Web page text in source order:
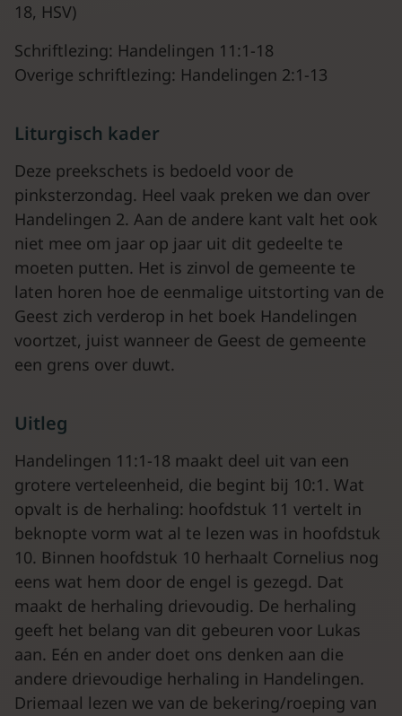
18, HSV)
Schriftlezing: Handelingen 11:1-18
Overige schriftlezing: Handelingen 2:1-13
Liturgisch kader
Deze preekschets is bedoeld voor de
pinksterzondag. Heel vaak preken we dan over
Handelingen 2. Aan de andere kant valt het ook
niet mee om jaar op jaar uit dit gedeelte te
moeten putten. Het is zinvol de gemeente te
laten horen hoe de eenmalige uitstorting van de
Geest zich verderop in het boek Handelingen
voortzet, juist wanneer de Geest de gemeente
een grens over duwt.
Uitleg
Handelingen 11:1-18 maakt deel uit van een
grotere verteleenheid, die begint bij 10:1. Wat
opvalt is de herhaling: hoofdstuk 11 vertelt in
beknopte vorm wat al te lezen was in hoofdstuk
10. Binnen hoofdstuk 10 herhaalt Cornelius nog
eens wat hem door de engel is gezegd. Dat
maakt de herhaling drievoudig. De herhaling
geeft het belang van dit gebeuren voor Lukas
aan. Eén en ander doet ons denken aan die
andere drievoudige herhaling in Handelingen.
Driemaal lezen we van de bekering/roeping van